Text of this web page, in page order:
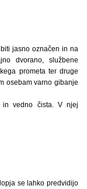
jasno označen in na
dvorano, službene
prometa ter druge
osebam varno gibanje
in vedno čista. V njej
se lahko predvidijo